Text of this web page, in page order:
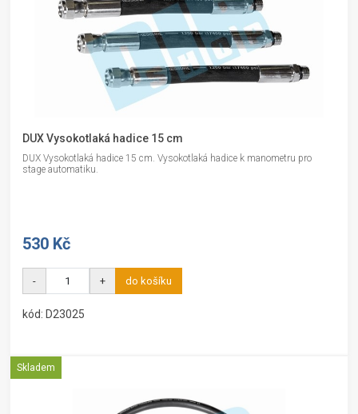
DUX Vysokotlaká hadice 15 cm
DUX Vysokotlaká hadice 15 cm. Vysokotlaká hadice k manometru pro
stage automatiku.
530 Kč
- + do košíku
kód: D23025
Skladem